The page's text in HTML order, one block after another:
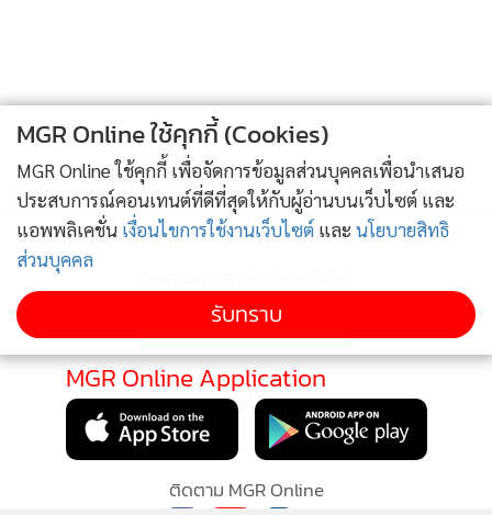
คุณธนวินท์ รัฐเมธาCEO of JVentures Co.,Ltd กล่าวว่า การนำ
โทเค่นมาสร้างประโยชน์ทางธุรกิจ ระบบเมมเบอร์ชิฟ สร้างประ
โยชน์ใหกับลูก ค้าธุรกิจ JMart ได้ปฎิวัติการทำ membership
ใหม่ให้กับลูกค้า ด้วยการเอา NFT Token มาช่วยในการ ตลาด
และยกระดับการขาย ให้ membership ของ ลูกค้าของ JMart ให้
ได้ประสิทธิผลมากขึ้น
เดเมี่ยน เคอนิสCo-Founder Siam Car Deal กล่าวว่า ให้คนไทย
เริ่มเอา chatgpt มาใช้ หรือเชื่อมกัน ดาต้าที่ในองค์กรของเรามี
อยู่เพราะ คนไทยยังสามารถร่วมเรียนรู้ไปได้ด้วยกับการพัฒนา
ของ AI ในไทยเพราะว่าภาษาไทยนั้นยัง AI ยังต้องการการเรียน
รู้มากขึ้น ถ้าเริ่มทำต้องตอนนี้และเดี่ยวนี้ แต่ก่อนอื่นองค์กรควร
MGR Online ใช้คุกกี้ (Cookies)
MGR Online ใช้คุกกี้ เพื่อจัดการข้อมูลส่วนบุคคลเพื่อนำเสนอ
ประสบการณ์คอนเทนต์ที่ดีที่สุดให้กับผู้อ่านบนเว็บไซต์ และ
แอพพลิเคชั่น เงื่อนไขการใช้งานเว็บไซต์ และ นโยบายสิทธิ
ส่วนบุคคล
รับทราบ